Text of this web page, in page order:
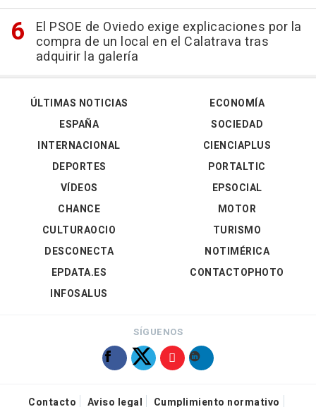
El PSOE de Oviedo exige explicaciones por la
compra de un local en el Calatrava tras
adquirir la galería
ÚLTIMAS NOTICIAS
ESPAÑA
INTERNACIONAL
DEPORTES
VÍDEOS
ECONOMÍA
SOCIEDAD
CIENCIAPLUS
PORTALTIC
EPSOCIAL
CHANCE
CULTURAOCIO
DESCONECTA
EPDATA.ES
INFOSALUS
MOTOR
TURISMO
NOTIMÉRICA
CONTACTOPHOTO
SÍGUENOS
Contacto Aviso legal Cumplimiento normativo